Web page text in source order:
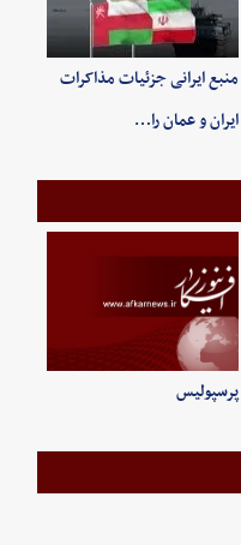
منبع ایرانی جزئیات مذاکرات
ایران و عمان را…
پرسپولیس